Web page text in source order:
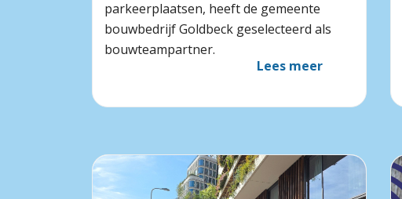
parkeerplaatsen, heeft de gemeente
bouwbedrijf Goldbeck geselecteerd als
bouwteampartner.
Lees meer